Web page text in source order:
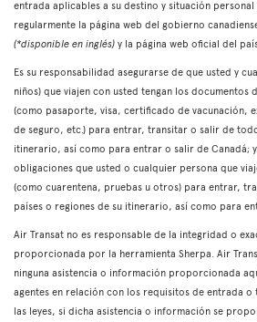
entrada aplicables a su destino y situación
regularmente la página web del gobierno
(*disponible en inglés) y la página web oficial del
Es su responsabilidad asegurarse de que usted y
niños) que viajen con usted tengan los documentos
(como pasaporte, visa, certificado de vacunación,
de seguro, etc.) para entrar, transitar o salir de
itinerario, así como para entrar o salir de Canadá;
obligaciones que usted o cualquier persona que
(como cuarentena, pruebas u otros) para entrar,
países o regiones de su itinerario, así como para
Air Transat no es responsable de la integridad o
proporcionada por la herramienta Sherpa. Air
ninguna asistencia o información proporcionada
agentes en relación con los requisitos de entrada
las leyes, si dicha asistencia o información se